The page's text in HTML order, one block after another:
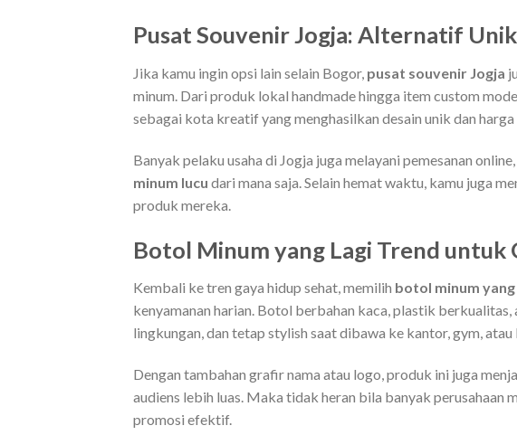
Pusat Souvenir Jogja: Alternatif
Jika kamu ingin opsi lain selain Bogor, pusat souvenir Jogja
minum. Dari produk lokal handmade hingga item custom
sebagai kota kreatif yang menghasilkan desain unik dan
Banyak pelaku usaha di Jogja juga melayani pemesanan
minum lucu dari mana saja. Selain hemat waktu, kamu juga
produk mereka.
Botol Minum yang Lagi Trend untuk
Kembali ke tren gaya hidup sehat, memilih botol minum
kenyamanan harian. Botol berbahan kaca, plastik berkualitas,
lingkungan, dan tetap stylish saat dibawa ke kantor, gym, atau
Dengan tambahan grafir nama atau logo, produk ini juga
audiens lebih luas. Maka tidak heran bila banyak perusahaan
promosi efektif.